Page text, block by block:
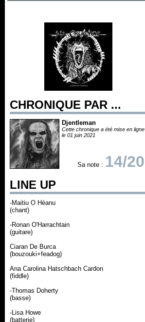
CHRONIQUE PAR ...
Djentleman
Cette chronique a été mise en ligne
le 01 juin 2021
Sa note : 14/20
LINE UP
-Maitiu O Héanu
(chant)
-Ronan O'Harrachtain
(guitare)
Ciaran De Burca
(bouzouki+feadog)
Ana Carolina Hatschbach Cardon
(fiddle)
-Thomas Doherty
(basse)
-Lisa Howe
(batterie)